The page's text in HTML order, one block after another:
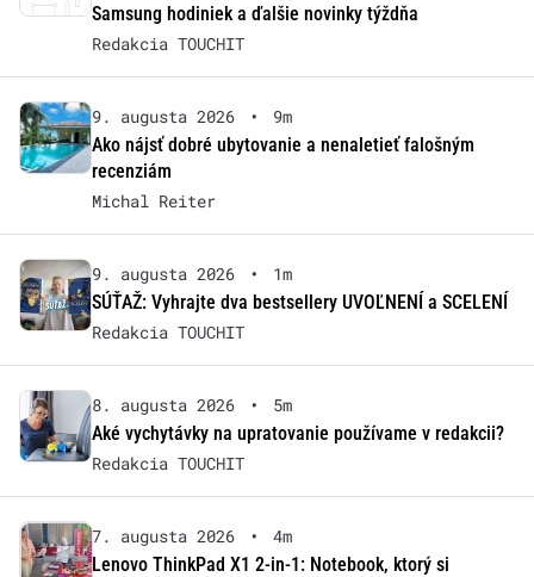
Samsung hodiniek a ďalšie novinky týždňa
Redakcia TOUCHIT
9. augusta 2026 •
9m
Ako nájsť dobré ubytovanie a nenaletieť falošným
recenziám
Michal Reiter
9. augusta 2026 •
1m
SÚŤAŽ: Vyhrajte dva bestsellery UVOĽNENÍ a SCELENÍ
Redakcia TOUCHIT
8. augusta 2026 •
5m
Aké vychytávky na upratovanie používame v redakcii?
Redakcia TOUCHIT
7. augusta 2026 •
4m
Lenovo ThinkPad X1 2-in-1: Notebook, ktorý si